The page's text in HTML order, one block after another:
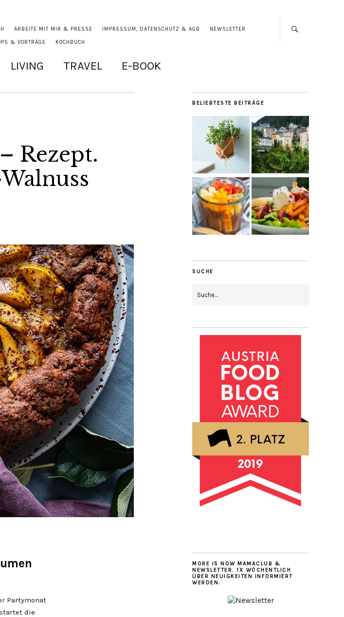
ARBEITE MIT MIR & PRESSE IMPRESSUM, DATENSCHUTZ & AGB NEWSLETTER
& VORTRÄGE KOCHBUCH
LIVING TRAVEL E-BOOK
Rezept.
Partymonat
die
BELIEBTESTE BEITRÄGE
SUCHE
MORE IS NOW MAMACLUB &
NEWSLETTER. 1X WÖCHENTLICH
ÜBER NEUIGKEITEN INFORMIERT
WERDEN.